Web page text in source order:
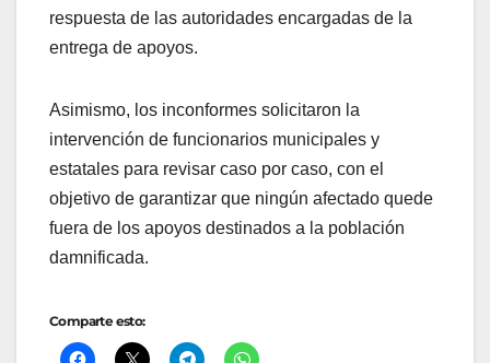
respuesta de las autoridades encargadas de la
entrega de apoyos.
Asimismo, los inconformes solicitaron la
intervención de funcionarios municipales y
estatales para revisar caso por caso, con el
objetivo de garantizar que ningún afectado quede
fuera de los apoyos destinados a la población
damnificada.
Comparte esto: